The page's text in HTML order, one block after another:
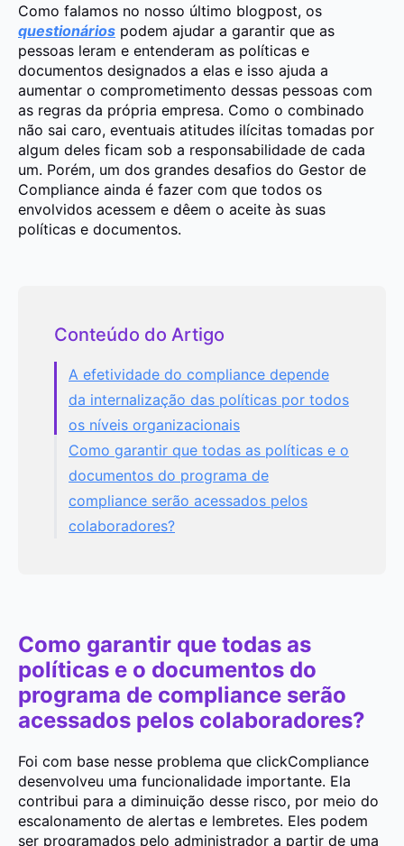
Como falamos no nosso último blogpost, os
questionários podem ajudar a garantir que as
pessoas leram e entenderam as políticas e
documentos designados a elas e isso ajuda a
aumentar o comprometimento dessas pessoas com
as regras da própria empresa. Como o combinado
não sai caro, eventuais atitudes ilícitas tomadas por
algum deles ficam sob a responsabilidade de cada
um. Porém, um dos grandes desafios do Gestor de
Compliance ainda é fazer com que todos os
envolvidos acessem e dêem o aceite às suas
políticas e documentos.
Conteúdo do Artigo
A efetividade do compliance depende
da internalização das políticas por todos
os níveis organizacionais
Como garantir que todas as políticas e o
documentos do programa de
compliance serão acessados pelos
colaboradores?
Como garantir que todas as
políticas e o documentos do
programa de compliance serão
acessados pelos colaboradores?
Foi com base nesse problema que clickCompliance
desenvolveu uma funcionalidade importante. Ela
contribui para a diminuição desse risco, por meio do
escalonamento de alertas e lembretes. Eles podem
ser programados pelo administrador a partir de uma